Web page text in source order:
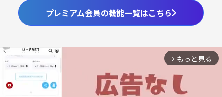
プレミアム会員の機能一覧はこちら
arrow_forward_ios もっと見る